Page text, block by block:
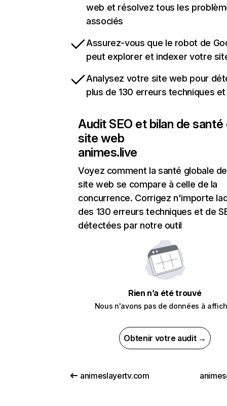
web et résolvez tous les
associés
Assurez-vous que le robot de
peut explorer et indexer votre
Analysez votre site web pour
plus de 130 erreurs techniques et
Audit SEO et bilan de santé
site web
animes.live
Voyez comment la santé globale
site web se compare à celle de la
concurrence. Corrigez n'importe
des 130 erreurs techniques et de
détectées par notre outil
Rien n’a été trouvé
Nous n'avons pas de données à
Obtenir votre audit →
animeslayertv.com